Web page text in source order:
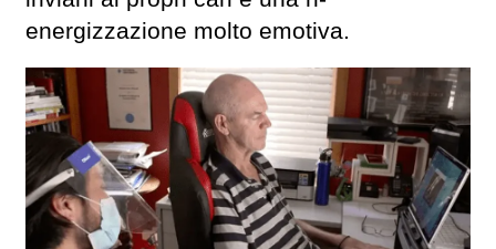
energizzazione molto emotiva.